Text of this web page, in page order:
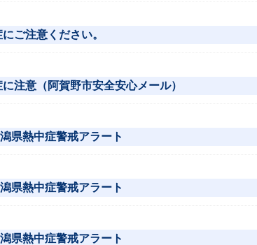
ご注意ください。
注意（阿賀野市安全安心メール）
県熱中症警戒アラート
県熱中症警戒アラート
県熱中症警戒アラート